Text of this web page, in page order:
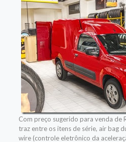
Com preço sugerido para venda de
traz entre os itens de série, air bag
wire (controle eletrônico da